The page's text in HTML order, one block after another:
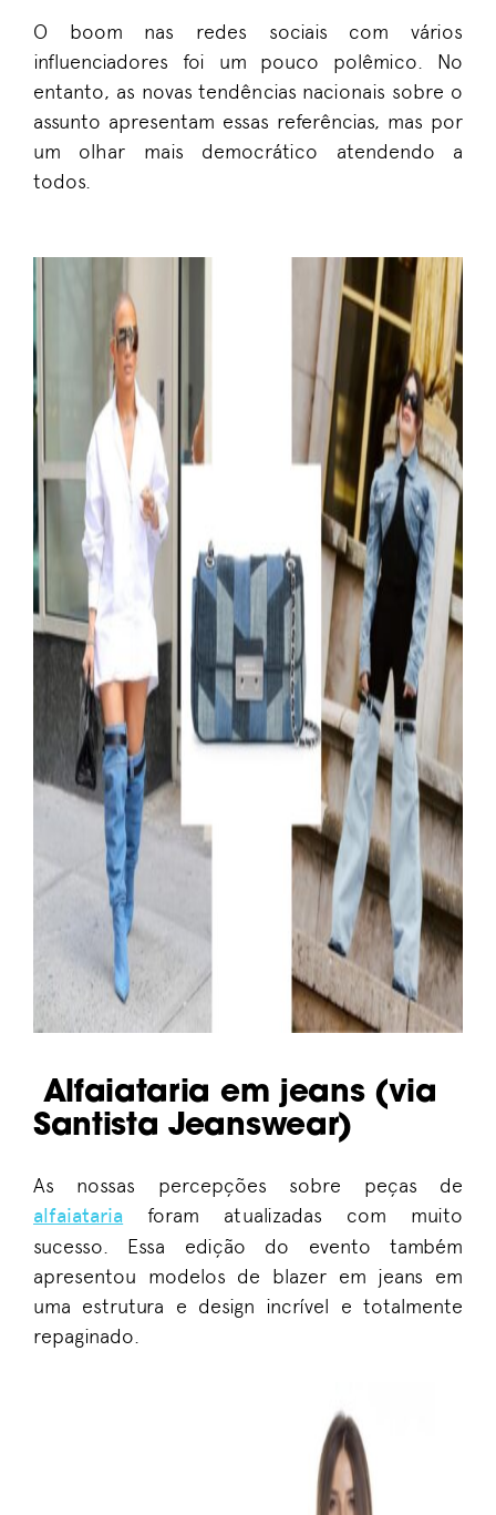
O boom nas redes sociais com vários
influenciadores foi um pouco polêmico. No
entanto, as novas tendências nacionais sobre o
assunto apresentam essas referências, mas por
um olhar mais democrático atendendo a
todos.
Alfaiataria em jeans (via
Santista Jeanswear)
As nossas percepções sobre peças de
alfaiataria foram atualizadas com muito
sucesso. Essa edição do evento também
apresentou modelos de blazer em jeans em
uma estrutura e design incrível e totalmente
repaginado.